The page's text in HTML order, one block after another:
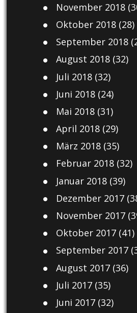
November 2018
Oktober 2018(28)
September 2018
August 2018(32)
Juli 2018(32)
Juni 2018(24)
Mai 2018(31)
April 2018(29)
März 2018(35)
Februar 2018(32)
Januar 2018(39)
Dezember 2017
November 2017
Oktober 2017(41)
September 2017
August 2017(36)
Juli 2017(35)
Juni 2017(32)